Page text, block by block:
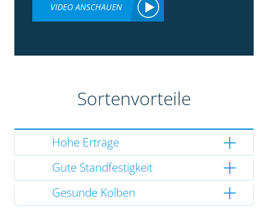
VIDEO ANSCHAUEN
Sortenvorteile
Hohe Erträge
Gute Standfestigkeit
Gesunde Kolben